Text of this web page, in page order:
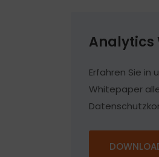
Analytics
Erfahren Sie in
Whitepaper